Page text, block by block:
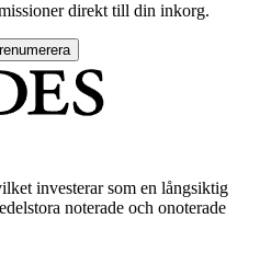
direkt till din inkorg.
investerar som en långsiktig
noterade och onoterade